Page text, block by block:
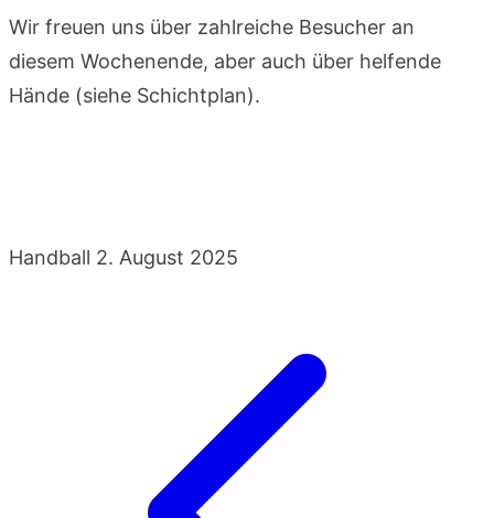
Wir freuen uns über zahlreiche Besucher an
diesem Wochenende, aber auch über helfende
Hände (siehe Schichtplan).
Handball 2. August 2025